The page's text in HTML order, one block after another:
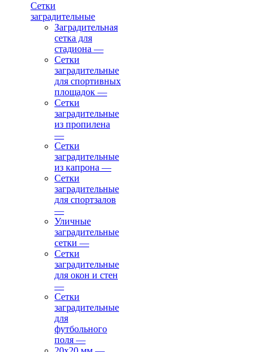
Сетки
заградительные
Заградительная
сетка для
стадиона —
Сетки
заградительные
для спортивных
площадок —
Сетки
заградительные
из пропилена
—
Сетки
заградительные
из капрона —
Сетки
заградительные
для спортзалов
—
Уличные
заградительные
сетки —
Сетки
заградительные
для окон и стен
—
Сетки
заградительные
для
футбольного
поля —